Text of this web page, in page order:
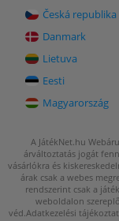
Česká republika
Danmark
Lietuva
Eesti
Magyarország
A JátékNet.hu
árváltoztatás jogát
vásárlókra és
árak csak a webes
rendszerint csak a
weboldalon
véd.Adatkezelési